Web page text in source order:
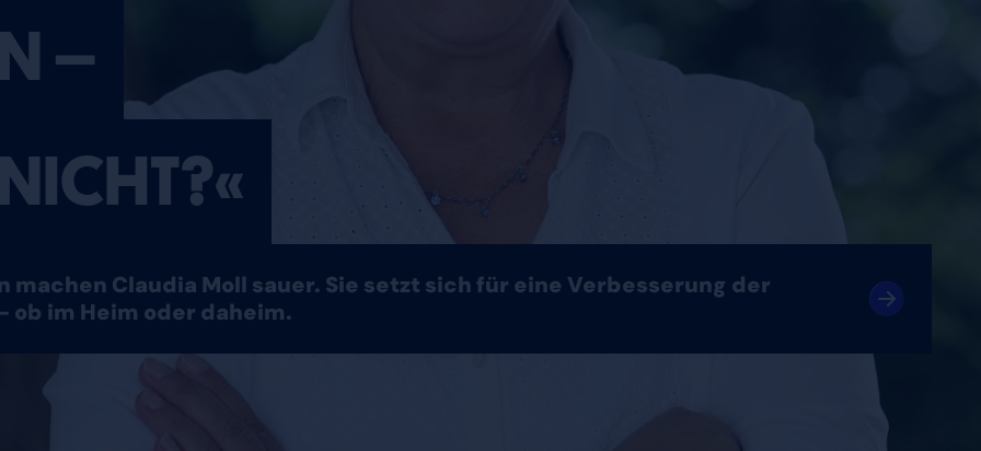
–
machen Claudia Moll sauer. Sie setzt sich für eine Verbesserung der
ob im Heim oder daheim.